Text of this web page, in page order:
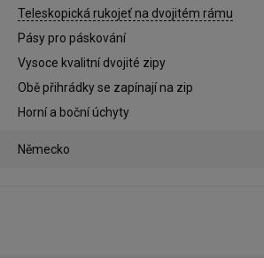
Teleskopická rukojeť na dvojitém rámu
Pásy pro páskování
Vysoce kvalitní dvojité zipy
Obě přihrádky se zapínají na zip
Horní a boční úchyty
Německo